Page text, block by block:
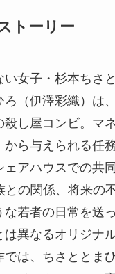
トーリー
い女子・杉本ちさ
ろ（伊澤彩織）は
殺し屋コンビ。マ
から与えられる任
ェアハウスでの共
との関係、将来の
若者の日常を送
は異なるオリジナ
では、ちさととま